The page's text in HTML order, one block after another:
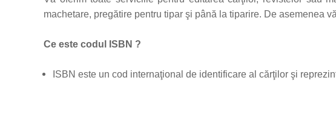
machetare, pregătire pentru tipar şi până la tiparire. De asemenea
Ce este codul ISBN ?
ISBN este un cod internaţional de identificare al cărţilor şi